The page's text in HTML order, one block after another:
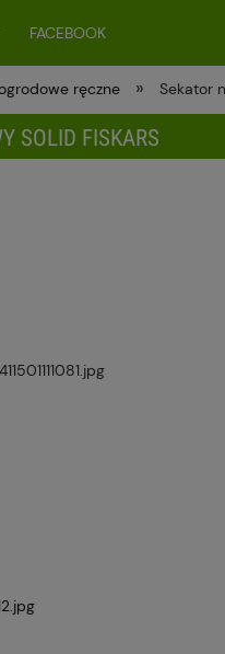
FACEBOOK
ręczne » Sekator
SOLID FISKARS